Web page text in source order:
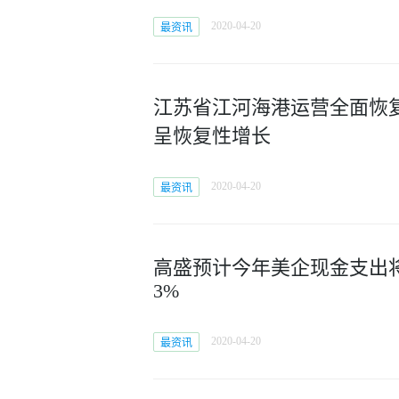
最资讯 2020-04-20
江苏省江河海港运营全面恢
呈恢复性增长
最资讯 2020-04-20
高盛预计今年美企现金支出
3%
最资讯 2020-04-20